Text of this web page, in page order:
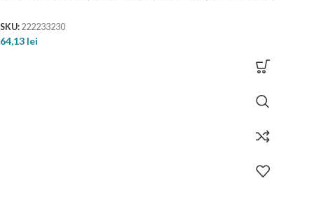
SKU: 222233230
64,13 lei